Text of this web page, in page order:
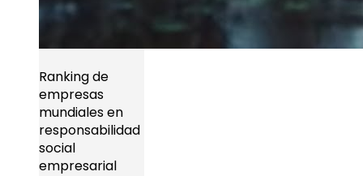
Ranking de
empresas
mundiales en
responsabilidad
social
empresarial